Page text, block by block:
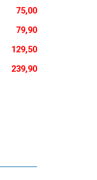
75,00
79,90
129,50
239,90